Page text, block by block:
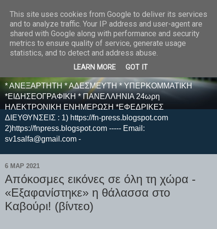
E F E N P R E S S -
ΗΛΕΚΤΡΟΝΙΚΗ
ΕΦΗΜΕΡΙΔΑ
* ΑΝΕΞΑΡΤΗΤΗ * ΑΔΕΣΜΕΥΤΗ * ΥΠΕΡΚΟΜΜΑΤΙΚΗ
*ΕΙΔΗΣΕΟΓΡΑΦΙΚΗ * ΠΑΝΕΛΛΗΝΙΑ 24ωρη
ΗΛΕΚΤΡΟΝΙΚΗ ΕΝΗΜΕΡΩΣΗ *ΕΦΕΔΡΙΚΕΣ
ΔΙΕΥΘΥΝΣΕΙΣ : 1) https://fn-press.blogspot.com
2)https://fnpress.blogspot.com ----- Email:
sv1salfa@gmail.com -
6 ΜΑΡ 2021
Απόκοσμες εικόνες σε όλη τη χώρα -
«Εξαφανίστηκε» η θάλασσα στο
Καβούρι! (βίντεο)
This site uses cookies from Google to deliver its services
and to analyze traffic. Your IP address and user-agent are
shared with Google along with performance and security
metrics to ensure quality of service, generate usage
statistics, and to detect and address abuse.
LEARN MORE GOT IT